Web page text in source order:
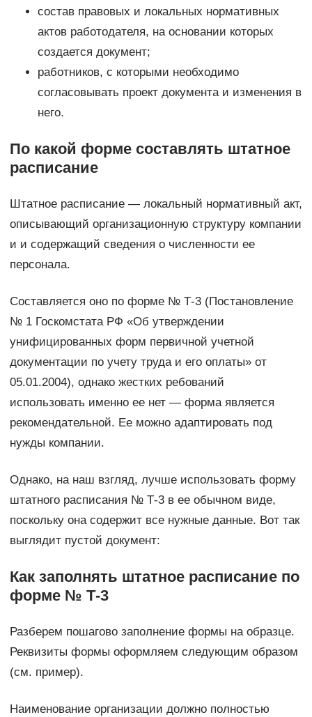
состав правовых и локальных нормативных
актов работодателя, на основании которых
создается документ;
работников, с которыми необходимо
согласовывать проект документа и изменения в
него.
По какой форме составлять штатное
расписание
Штатное расписание — локальный нормативный акт,
описывающий организационную структуру компании
и и содержащий сведения о численности ее
персонала.
Составляется оно по форме № Т-3 (Постановление
№ 1 Госкомстата РФ «Об утверждении
унифицированных форм первичной учетной
документации по учету труда и его оплаты» от
05.01.2004), однако жестких ребований
использовать именно ее нет — форма является
рекомендательной. Ее можно адаптировать под
нужды компании.
Однако, на наш взгляд, лучше использовать форму
штатного расписания № Т-3 в ее обычном виде,
поскольку она содержит все нужные данные. Вот так
выглядит пустой документ:
Как заполнять штатное расписание по
форме № Т-3
Разберем пошагово заполнение формы на образце.
Реквизиты формы оформляем следующим образом
(см. пример).
Наименование организации должно полностью